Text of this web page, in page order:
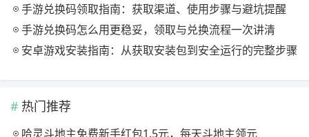
手游兑换码领取指南：获取渠道、使用步骤与避坑提醒
手游兑换码怎么用更稳妥，领取与兑换流程一次讲清
安卓游戏安装指南：从获取安装包到安全运行的完整步骤
热门推荐
哈灵斗地主免费新手红包1.5元，每天斗地主领元